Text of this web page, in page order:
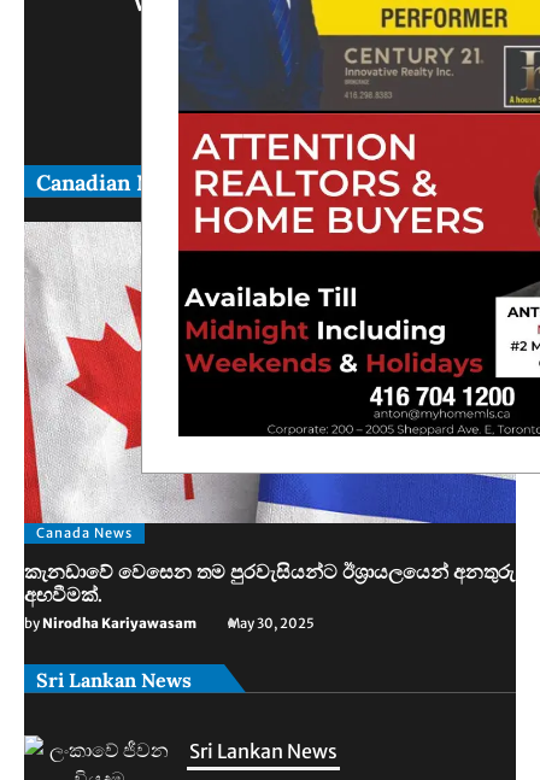
Canadian News
Canada News
කැනඩාවේ වෙසෙන තම පුරවැසියන්ට ඊශ්‍රායලයෙන් අනතුරු
අඟවීමක්.
byNirodha Kariyawasam May 30, 2025
Sri Lankan News
Sri Lankan News